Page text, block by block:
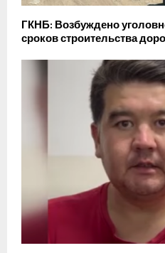
ГКНБ: Возбуждено
сроков строительства